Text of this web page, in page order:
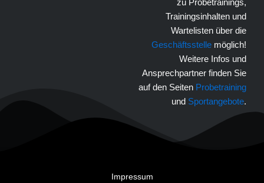
zu Probetrainings,
Trainingsinhalten und
Wartelisten über die
Geschäftsstelle möglich!
Weitere Infos und
Ansprechpartner finden Sie
auf den Seiten Probetraining
und Sportangebote.
Impressum